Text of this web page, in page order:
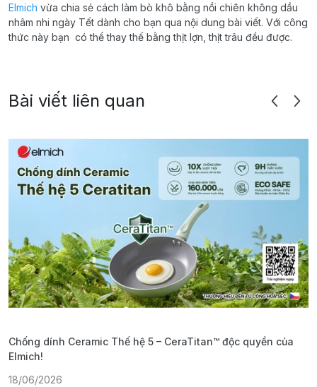
Elmich vừa chia sẻ cách làm bò khô bằng nồi chiên không dầu
nhâm nhi ngày Tết dành cho bạn qua nội dung bài viết. Với công
thức này bạn có thể thay thế bằng thịt lợn, thịt trâu đều được.
Bài viết liên quan
Chống dính Ceramic Thế hệ 5 – CeraTitan™ độc quyền của
Elmich!
18/06/2026